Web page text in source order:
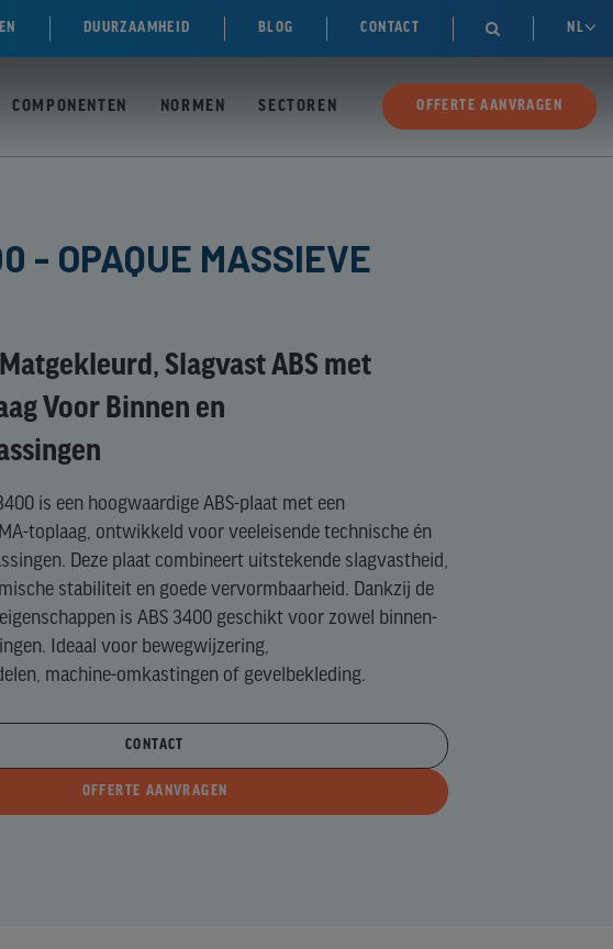
DUURZAAMHEID BLOG CONTACT  NL
COMPONENTEN NORMEN SECTOREN OFFERTE AANVRAGEN
- OPAQUE MASSIEVE
Slagvast ABS met
Voor Binnen en
is een hoogwaardige ABS-plaat met een
toplaag, ontwikkeld voor veeleisende technische én
Deze plaat combineert uitstekende slagvastheid,
stabiliteit en goede vervormbaarheid. Dankzij de
is ABS 3400 geschikt voor zowel binnen-
Ideaal voor bewegwijzering,
machine-omkastingen of gevelbekleding.
CONTACT
OFFERTE AANVRAGEN